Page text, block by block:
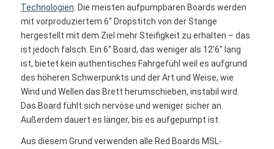
Technologien . Die meisten aufpumpbaren Boards werden
mit vorproduziertem 6″ Dropstitch von der Stange
hergestellt mit dem Ziel mehr Steifigkeit zu erhalten – das
ist jedoch falsch. Ein 6″ Board, das weniger als 12’6″ lang
ist, bietet kein authentisches Fahrgefühl weil es aufgrund
des höheren Schwerpunkts und der Art und Weise, wie
Wind und Wellen das Brett herumschieben, instabil wird.
Das Board fühlt sich nervöse und weniger sicher an.
Außerdem dauert es länger, bis es aufgepumpt ist.
Aus diesem Grund verwenden alle Red Boards MSL-